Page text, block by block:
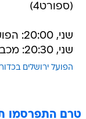
(ספורט4)
שני, 20:00: הפועל חדרה - בני סכנין (ספורט2)
שני, 20:30: מכבי חיפה - הפועל באר שבע
הפועל ירושלים
טרם התפרסמו